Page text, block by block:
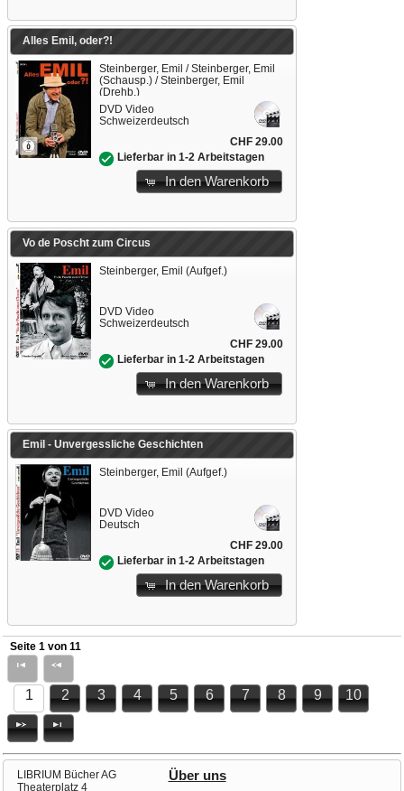
Alles Emil, oder?!
Steinberger, Emil / Steinberger, Emil
(Schausp.) / Steinberger, Emil
(Drehb.)
DVD Video
Schweizerdeutsch
CHF 29.00
Lieferbar in 1-2 Arbeitstagen
In den Warenkorb
Vo de Poscht zum Circus
Steinberger, Emil (Aufgef.)
DVD Video
Schweizerdeutsch
CHF 29.00
Lieferbar in 1-2 Arbeitstagen
In den Warenkorb
Emil - Unvergessliche Geschichten
Steinberger, Emil (Aufgef.)
DVD Video
Deutsch
CHF 29.00
Lieferbar in 1-2 Arbeitstagen
In den Warenkorb
Seite 1 von 11
1 2 3 4 5 6 7 8 9 10
LIBRIUM Bücher AG
Theaterplatz 4
Über uns